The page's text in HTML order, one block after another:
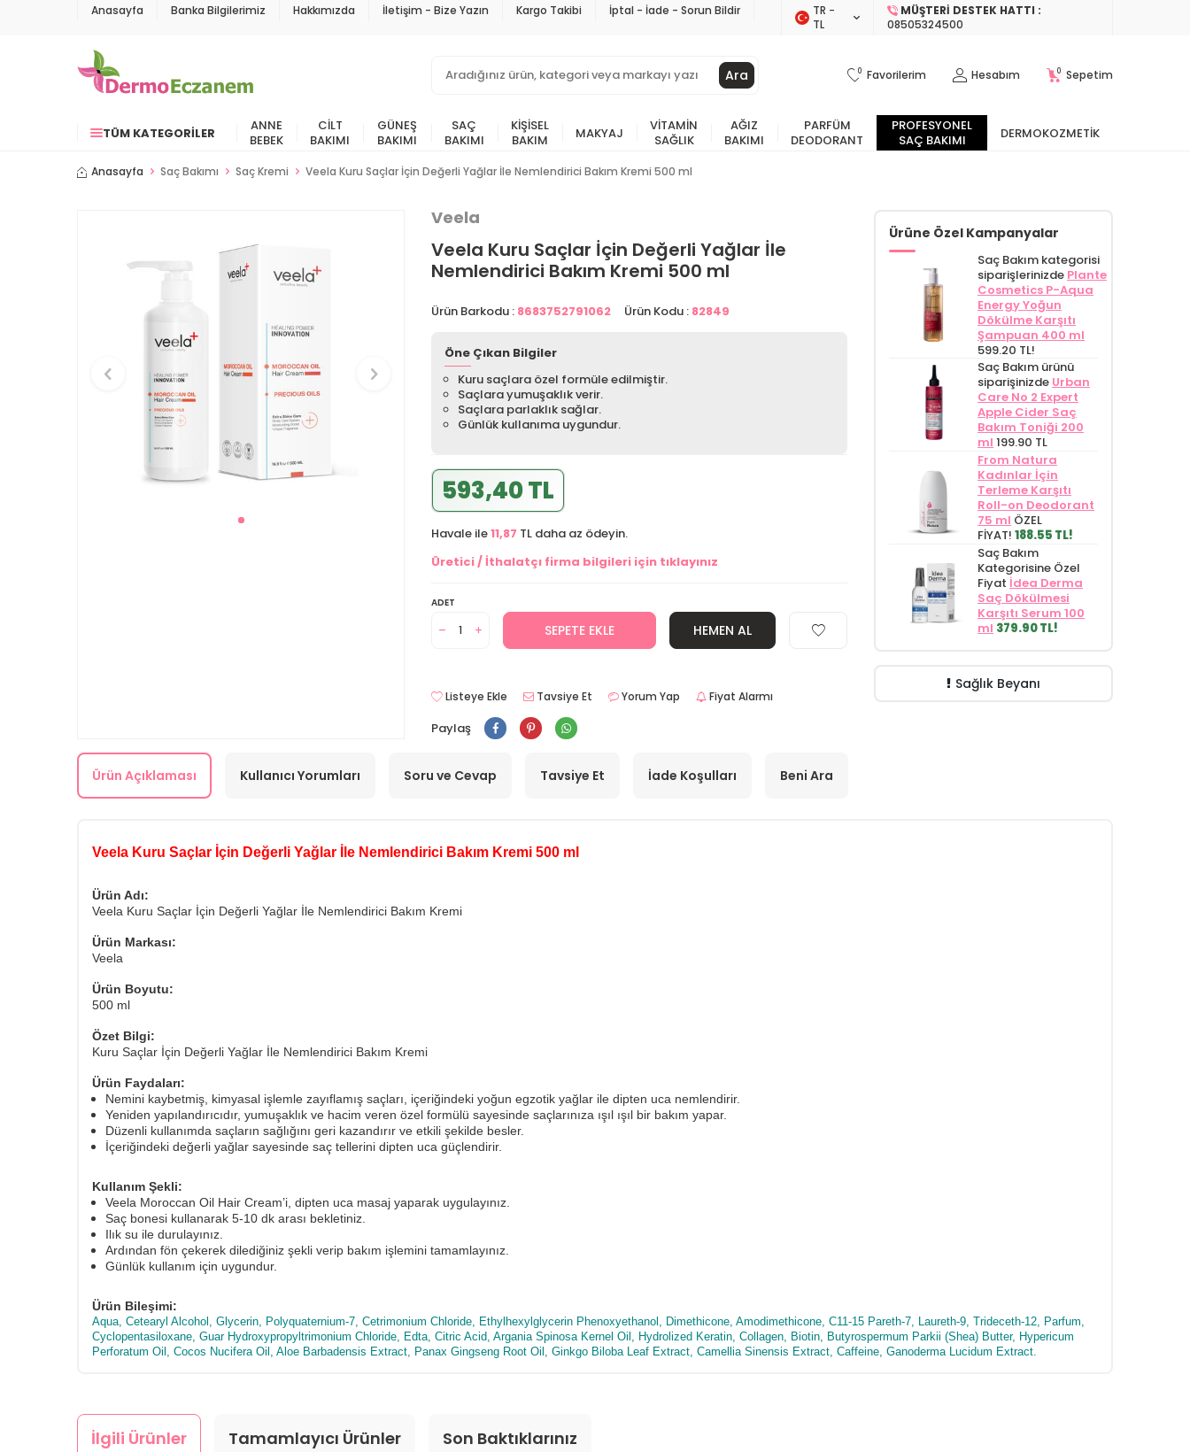
Anasayfa Banka Bilgilerimiz Hakkımızda İletişim - Bize Yazın Kargo Takibi İptal - İade - Sorun Bildir
TR −
TL
MÜŞTERI DESTEK HATTI :
08505324500
Ara 0 Favorilerim Hesabım 0 Sepetim
TÜM KATEGORILER
ANNE
BEBEK
CILT
BAKIMI
GÜNEŞ
BAKIMI
SAÇ
BAKIMI
KIŞISEL
BAKIM
MAKYAJ
VITAMIN
SAĞLIK
AĞIZ
BAKIMI
PARFÜM
DEODORANT
PROFESYONEL
SAÇ BAKIMI
DERMOKOZMETIK
Anasayfa Saç Bakımı Saç Kremi Veela Kuru Saçlar İçin Değerli Yağlar İle Nemlendirici Bakım Kremi 500 ml
Veela
Veela Kuru Saçlar İçin Değerli Yağlar İle
Nemlendirici Bakım Kremi 500 ml
Ürün Barkodu : 8683752791062 Ürün Kodu : 82849
Öne Çıkan Bilgiler
Kuru saçlara özel formüle edilmiştir.
Saçlara yumuşaklık verir.
Saçlara parlaklık sağlar.
Günlük kullanıma uygundur.
593,40 TL
Havale ile11,87 TL daha az ödeyin.
Üretici / İthalatçı firma bilgileri için tıklayınız
ADET
SEPETE EKLE HEMEN AL
Listeye Ekle Tavsiye Et Yorum Yap Fiyat Alarmı
Paylaş
Ürüne Özel Kampanyalar
Saç Bakım kategorisi
siparişlerinizde Plante
Cosmetics P-Aqua
Energy Yoğun
Dökülme Karşıtı
Şampuan 400 ml
599.20 TL!
Saç Bakım ürünü
siparişinizde Urban
Care No 2 Expert
Apple Cider Saç
Bakım Toniği 200
ml 199.90 TL
From Natura
Kadınlar İçin
Terleme Karşıtı
Roll-on Deodorant
75 ml ÖZEL
FİYAT! 188.55 TL!
Saç Bakım
Kategorisine Özel
Fiyat İdea Derma
Saç Dökülmesi
Karşıtı Serum 100
ml 379.90 TL!
Sağlık Beyanı
Ürün Açıklaması Kullanıcı Yorumları Soru ve Cevap Tavsiye Et İade Koşulları Beni Ara
Veela Kuru Saçlar İçin Değerli Yağlar İle Nemlendirici Bakım Kremi 500 ml
Ürün Adı:
Veela Kuru Saçlar İçin Değerli Yağlar İle Nemlendirici Bakım Kremi
Ürün Markası:
Veela
Ürün Boyutu:
500 ml
Özet Bilgi:
Kuru Saçlar İçin Değerli Yağlar İle Nemlendirici Bakım Kremi
Ürün Faydaları:
Nemini kaybetmiş, kimyasal işlemle zayıflamış saçları, içeriğindeki yoğun egzotik yağlar ile dipten uca nemlendirir.
Yeniden yapılandırıcıdır, yumuşaklık ve hacim veren özel formülü sayesinde saçlarınıza ışıl ışıl bir bakım yapar.
Düzenli kullanımda saçların sağlığını geri kazandırır ve etkili şekilde besler.
İçeriğindeki değerli yağlar sayesinde saç tellerini dipten uca güçlendirir.
Kullanım Şekli:
Veela Moroccan Oil Hair Cream’i, dipten uca masaj yaparak uygulayınız.
Saç bonesi kullanarak 5-10 dk arası bekletiniz.
Ilık su ile durulayınız.
Ardından fön çekerek dilediğiniz şekli verip bakım işlemini tamamlayınız.
Günlük kullanım için uygundur.
Ürün Bileşimi:
Aqua, Cetearyl Alcohol, Glycerin, Polyquaternium-7, Cetrimonium Chloride, Ethylhexylglycerin Phenoxyethanol, Dimethicone, Amodimethicone, C11-15 Pareth-7, Laureth-9, Trideceth-12, Parfum,
Cyclopentasiloxane, Guar Hydroxypropyltrimonium Chloride, Edta, Citric Acid, Argania Spinosa Kernel Oil, Hydrolized Keratin, Collagen, Biotin, Butyrospermum Parkii (Shea) Butter, Hypericum
Perforatum Oil, Cocos Nucifera Oil, Aloe Barbadensis Extract, Panax Gingseng Root Oil, Ginkgo Biloba Leaf Extract, Camellia Sinensis Extract, Caffeine, Ganoderma Lucidum Extract.
İlgili Ürünler Tamamlayıcı Ürünler Son Baktıklarınız